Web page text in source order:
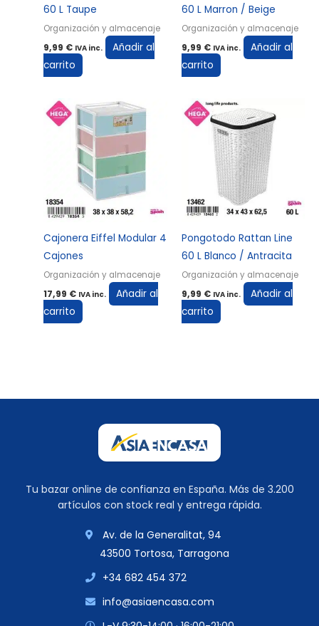
60 L Taupe
Organización y almacenaje
9,99 € IVA inc.
Añadir al
carrito
60 L Marron / Beige
Organización y almacenaje
9,99 € IVA inc.
Añadir al
carrito
Cajonera Eiffel Modular 4
Cajones
Organización y almacenaje
17,99 € IVA inc.
Añadir al
carrito
Pongotodo Rattan Line
60 L Blanco / Antracita
Organización y almacenaje
9,99 € IVA inc.
Añadir al
carrito
Tu bazar online de confianza en España. Más de 3.200
artículos con stock real y entrega rápida.
Av. de la Generalitat, 94
43500 Tortosa, Tarragona
+34 682 454 372
info@asiaencasa.com